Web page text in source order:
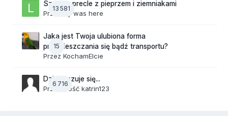
13 581
Szalone precle z pieprzem i ziemniakami
Przezlily was here
15
Jaka jest Twoja ulubiona forma
przemieszczania się bądź transportu?
Przez KochamElcie
6 716
Dzisiaj czuje się...
Przez Gość katrin123